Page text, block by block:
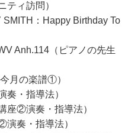
ティ訪問）
SMITH：Happy Birthday To
Anh.114（ピアノの先生
月の楽譜①）
・指導法）
座②演奏・指導法）
奏・指導法）